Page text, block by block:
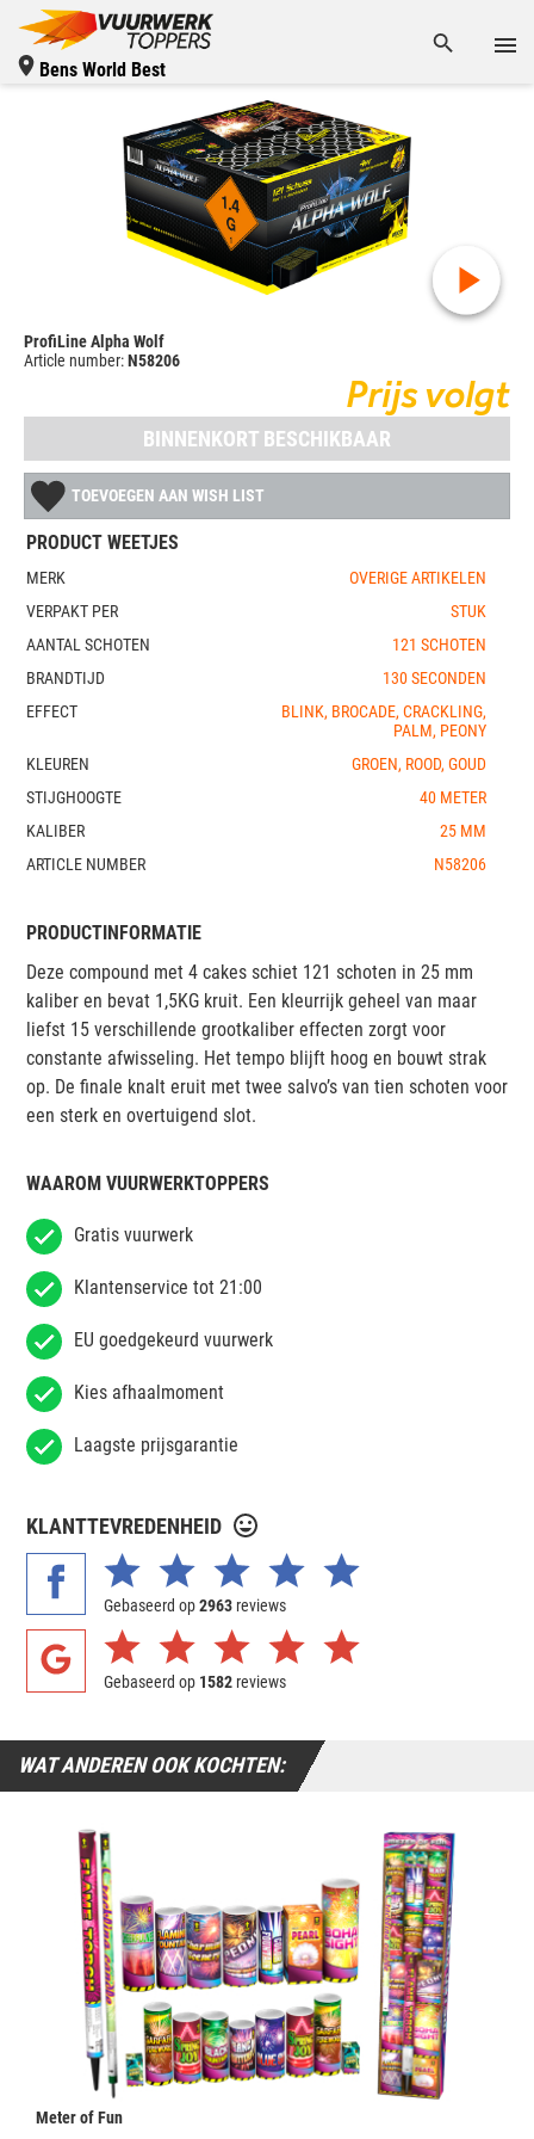
Bens World Best
ProfiLine Alpha Wolf
Article number:N58206
Prijs volgt
BINNENKORT BESCHIKBAAR
TOEVOEGEN AAN WISH LIST
PRODUCT WEETJES
MERK
OVERIGE ARTIKELEN
VERPAKT PER
STUK
AANTAL SCHOTEN
121 SCHOTEN
BRANDTIJD
130 SECONDEN
EFFECT
BLINK, BROCADE, CRACKLING,
PALM, PEONY
KLEUREN
GROEN, ROOD, GOUD
STIJGHOOGTE
40 METER
KALIBER
25 MM
ARTICLE NUMBER
N58206
PRODUCTINFORMATIE
Deze compound met 4 cakes schiet 121 schoten in 25 mm
kaliber en bevat 1,5KG kruit. Een kleurrijk geheel van maar
liefst 15 verschillende grootkaliber effecten zorgt voor
constante afwisseling. Het tempo blijft hoog en bouwt strak
op. De finale knalt eruit met twee salvo’s van tien schoten voor
een sterk en overtuigend slot.
WAAROM VUURWERKTOPPERS
Gratis vuurwerk
Klantenservice tot 21:00
EU goedgekeurd vuurwerk
Kies afhaalmoment
Laagste prijsgarantie
KLANTTEVREDENHEID
Gebaseerd op2963 reviews
Gebaseerd op 1582 reviews
WAT ANDEREN OOK KOCHTEN:
Meter of Fun